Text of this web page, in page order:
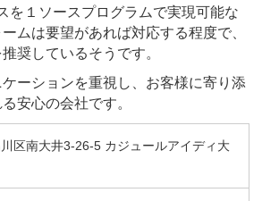
を１ソースプログラムで実現可能な
ムは要望があれば対応する程度で、
奨しているそうです。
ーションを重視し、お客様に寄り添
安心の会社です。
区南大井3-26-5 カジュールアイディ大